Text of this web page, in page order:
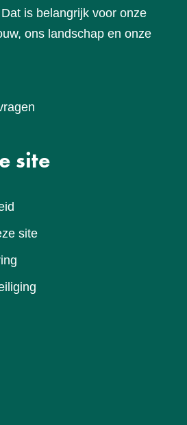
is belangrijk voor onze
ons landschap en onze
site
site